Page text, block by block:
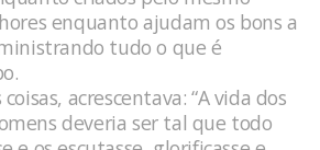
enquanto ajudam os bons a
tudo o que é
acrescentava: “A vida dos
deveria ser tal que todo